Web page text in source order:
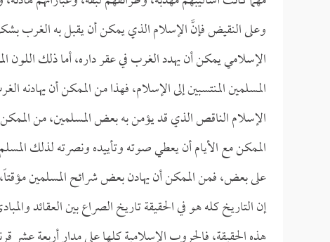
وعلى النقيض فإنَّ الإسلام الذي يمكن أن يقبل به الغرب
الإسلامي يمكن أن يهدد الغرب في عقر داره، أما ذلك
المسلمين المنتسبين إلى الإسلام، فهذا من الممكن أن
الإسلام الناقص الذي قد يؤمن به بعض المسلمين، من
الممكن مع الأيام أن يعطي صوته وتأييده ونصرته لذلك
على بعض، فمن الممكن أن يهادن بعض شرائح المسلمين
إن التاريخ كله هو في الحقيقة تاريخ الصراع بين العقائد